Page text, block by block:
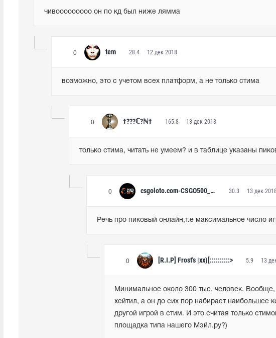
чивооооооооо он по кд был ниже лямма
0 tem 28.4 12 дек 2018
возможно, это с учетом всех платформ, а не только стима
0 †???ℂ?ℕ† 165.8 13 дек 2018
только стима, читать не умеем? и в таблице указаны
0 csgoloto.com-CSGO500_society.gg 30.3 13 дек
Речь про пиковый онлайн,т.е максимальное число
0 [R.I.P] Frost's |xx)[::::::::::> 5.9 13
Минимальное около 300 тыс. человек.
хейтил, а он до сих пор набирает наибольшее
другой игрой в стим. И это считая только
площадка типа нашего Мэйл.ру?)